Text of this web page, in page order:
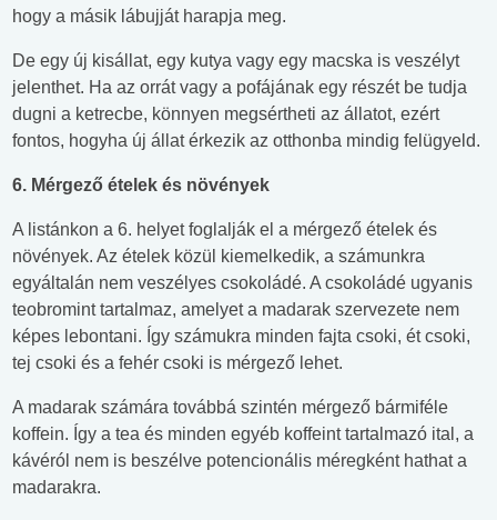
hogy a másik lábujját harapja meg.
De egy új kisállat, egy kutya vagy egy macska is veszélyt
jelenthet. Ha az orrát vagy a pofájának egy részét be tudja
dugni a ketrecbe, könnyen megsértheti az állatot, ezért
fontos, hogyha új állat érkezik az otthonba mindig felügyeld.
6. Mérgező ételek és növények
A listánkon a 6. helyet foglalják el a mérgező ételek és
növények. Az ételek közül kiemelkedik, a számunkra
egyáltalán nem veszélyes csokoládé. A csokoládé ugyanis
teobromint tartalmaz, amelyet a madarak szervezete nem
képes lebontani. Így számukra minden fajta csoki, ét csoki,
tej csoki és a fehér csoki is mérgező lehet.
A madarak számára továbbá szintén mérgező bármiféle
koffein. Így a tea és minden egyéb koffeint tartalmazó ital, a
kávéról nem is beszélve potencionális méregként hathat a
madarakra.